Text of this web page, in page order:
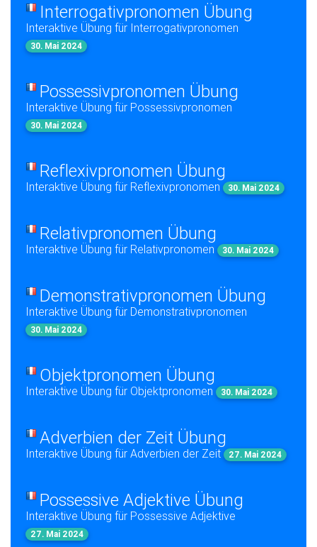
Interrogativpronomen Übung
Interaktive Übung für Interrogativpronomen
30. Mai 2024
Possessivpronomen Übung
Interaktive Übung für Possessivpronomen
30. Mai 2024
Reflexivpronomen Übung
Interaktive Übung für Reflexivpronomen 30. Mai 2024
Relativpronomen Übung
Interaktive Übung für Relativpronomen 30. Mai 2024
Demonstrativpronomen Übung
Interaktive Übung für Demonstrativpronomen
30. Mai 2024
Objektpronomen Übung
Interaktive Übung für Objektpronomen 30. Mai 2024
Adverbien der Zeit Übung
Interaktive Übung für Adverbien der Zeit 27. Mai 2024
Possessive Adjektive Übung
Interaktive Übung für Possessive Adjektive
27. Mai 2024